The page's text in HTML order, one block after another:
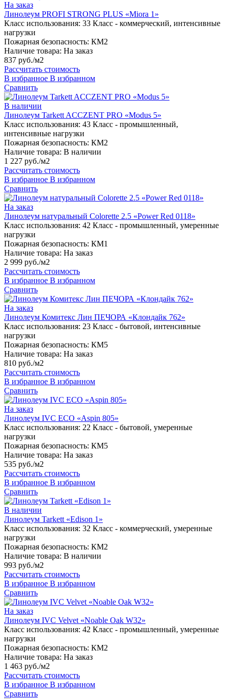
На заказ
Линолеум PROFI STRONG PLUS «Miora 1»
Класс использования: 33 Класс - коммерческий, интенсивные
нагрузки
Пожарная безопасность: КМ2
Наличие товара: На заказ
837 руб./м2
Рассчитать стоимость
В избранное В избранном
Сравнить
В наличии
Линолеум Tarkett ACCZENT PRO «Modus 5»
Класс использования: 43 Класс - промышленный,
интенсивные нагрузки
Пожарная безопасность: КМ2
Наличие товара: В наличии
1 227 руб./м2
Рассчитать стоимость
В избранное В избранном
Сравнить
На заказ
Линолеум натуральный Colorette 2.5 «Power Red 0118»
Класс использования: 42 Класс - промышленный, умеренные
нагрузки
Пожарная безопасность: КМ1
Наличие товара: На заказ
2 999 руб./м2
Рассчитать стоимость
В избранное В избранном
Сравнить
На заказ
Линолеум Комитекс Лин ПЕЧОРА «Клондайк 762»
Класс использования: 23 Класс - бытовой, интенсивные
нагрузки
Пожарная безопасность: КМ5
Наличие товара: На заказ
810 руб./м2
Рассчитать стоимость
В избранное В избранном
Сравнить
На заказ
Линолеум IVC ECO «Aspin 805»
Класс использования: 22 Класс - бытовой, умеренные
нагрузки
Пожарная безопасность: КМ5
Наличие товара: На заказ
535 руб./м2
Рассчитать стоимость
В избранное В избранном
Сравнить
В наличии
Линолеум Tarkett «Edison 1»
Класс использования: 32 Класс - коммерческий, умеренные
нагрузки
Пожарная безопасность: КМ2
Наличие товара: В наличии
993 руб./м2
Рассчитать стоимость
В избранное В избранном
Сравнить
На заказ
Линолеум IVC Velvet «Noable Oak W32»
Класс использования: 42 Класс - промышленный, умеренные
нагрузки
Пожарная безопасность: КМ2
Наличие товара: На заказ
1 463 руб./м2
Рассчитать стоимость
В избранное В избранном
Сравнить